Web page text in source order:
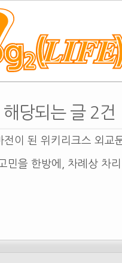
당되는 글 2건
전이 된 위키리크스 외교
민을 한방에, 차례상 차